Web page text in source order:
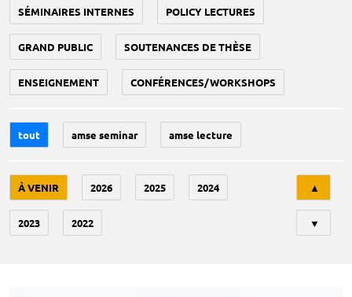
SÉMINAIRES INTERNES POLICY LECTURES
GRAND PUBLIC SOUTENANCES DE THÈSE
ENSEIGNEMENT CONFÉRENCES/WORKSHOPS
tout amse seminar amse lecture
À VENIR 2026 2025 2024
2023 2022
▲
▼